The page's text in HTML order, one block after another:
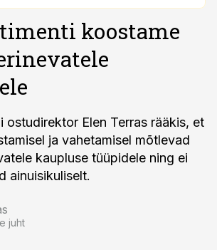
koostame
ostudirektor Elen Terras rääkis, et
ja vahetamisel mõtlevad
kaupluse tüüpidele ning ei
ainuisikuliselt.
juht